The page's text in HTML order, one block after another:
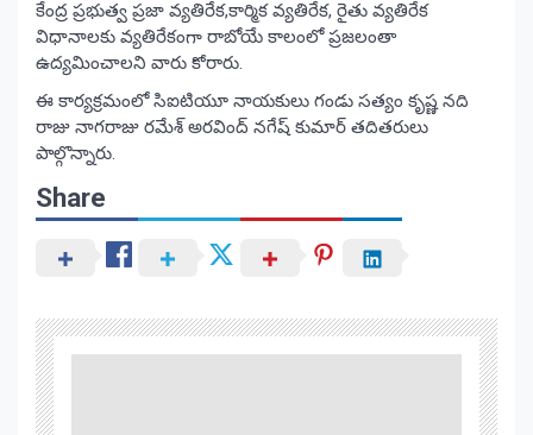
కేంద్ర ప్రభుత్వ ప్రజా వ్యతిరేక,కార్మిక వ్యతిరేక, రైతు వ్యతిరేక
విధానాలకు వ్యతిరేకంగా రాబోయే కాలంలో ప్రజలంతా
ఉద్యమించాలని వారు కోరారు.
ఈ కార్యక్రమంలో సిఐటియూ నాయకులు గండు సత్యం కృష్ణ నది
రాజు నాగరాజు రమేశ్ అరవింద్ నగేష్ కుమార్ తదితరులు
పాల్గొన్నారు.
Share